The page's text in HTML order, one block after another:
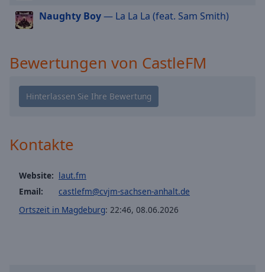
cancel
and
the
window.
Color
Opacity
Background
Color
Naughty Boy— La La La (feat. Sam Smith)
Bewertungen von CastleFM
Kontakte
Website: laut.fm
Email:
castlefm@cvjm-sachsen-anhalt.de
Ortszeit in Magdeburg: 22:46, 08.06.2026